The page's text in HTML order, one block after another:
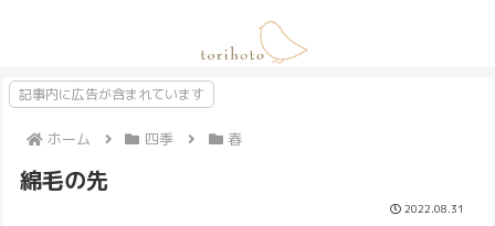
記事内に広告が含まれています
ホーム 四季 春
綿毛の先
2022.08.31